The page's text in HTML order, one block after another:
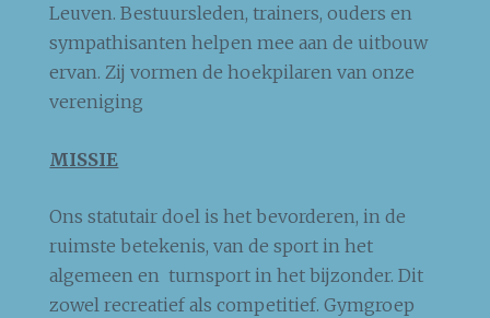
Leuven. Bestuursleden, trainers, ouders en
sympathisanten helpen mee aan de uitbouw
ervan. Zij vormen de hoekpilaren van onze
vereniging
MISSIE
Ons statutair doel is het bevorderen, in de
ruimste betekenis, van de sport in het
algemeen en turnsport in het bijzonder. Dit
zowel recreatief als competitief. Gymgroep